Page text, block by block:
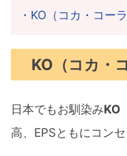
・KO（コカ・コーラ
KO（コカ・
日本でもお馴染みKO
高、EPSともにコン